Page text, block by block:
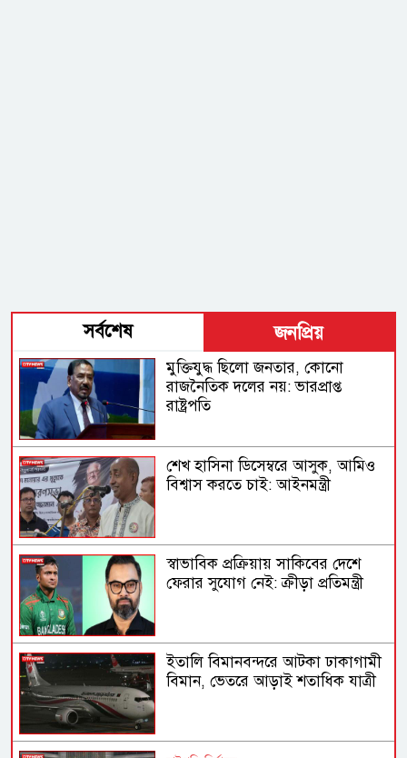
সর্বশেষ জনপ্রিয়
মুক্তিযুদ্ধ ছিলো জনতার, কোনো
রাজনৈতিক দলের নয়: ভারপ্রাপ্ত
রাষ্ট্রপতি
শেখ হাসিনা ডিসেম্বরে আসুক, আমিও
বিশ্বাস করতে চাই: আইনমন্ত্রী
স্বাভাবিক প্রক্রিয়ায় সাকিবের দেশে
ফেরার সুযোগ নেই: ক্রীড়া প্রতিমন্ত্রী
ইতালি বিমানবন্দরে আটকা ঢাকাগামী
বিমান, ভেতরে আড়াই শতাধিক যাত্রী